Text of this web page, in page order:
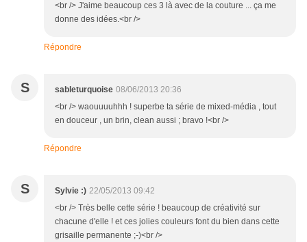
<br /> J'aime beaucoup ces 3 là avec de la couture ... ça me
donne des idées.<br />
Répondre
S sableturquoise 08/06/2013 20:36
<br /> waouuuuhhh ! superbe ta série de mixed-média , tout
en douceur , un brin, clean aussi ; bravo !<br />
Répondre
S Sylvie :) 22/05/2013 09:42
<br /> Très belle cette série ! beaucoup de créativité sur
chacune d'elle ! et ces jolies couleurs font du bien dans cette
grisaille permanente ;-)<br />